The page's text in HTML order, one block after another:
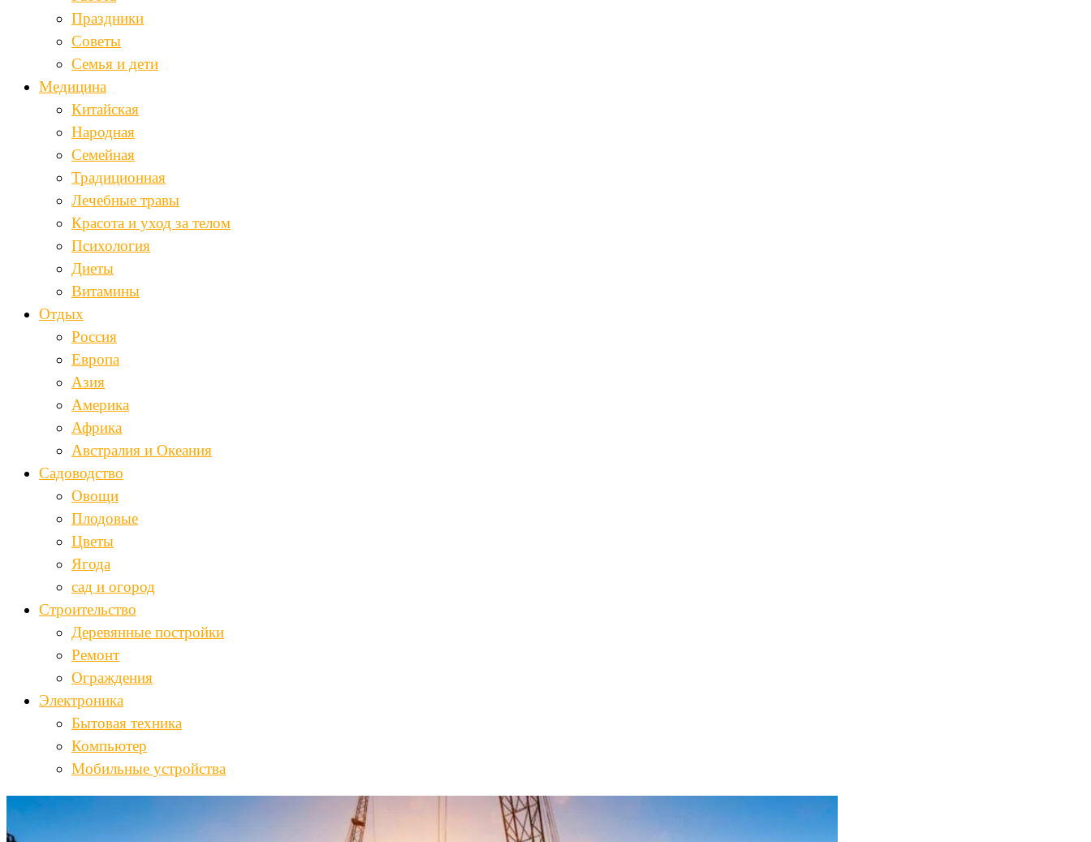
Праздники
Советы
Семья и дети
Медицина
Китайская
Народная
Семейная
Традиционная
Лечебные травы
Красота и уход за телом
Психология
Диеты
Витамины
Отдых
Россия
Европа
Азия
Америка
Африка
Австралия и Океания
Садоводство
Овощи
Плодовые
Цветы
Ягода
сад и огород
Строительство
Деревянные постройки
Ремонт
Ограждения
Электроника
Бытовая техника
Компьютер
Мобильные устройства